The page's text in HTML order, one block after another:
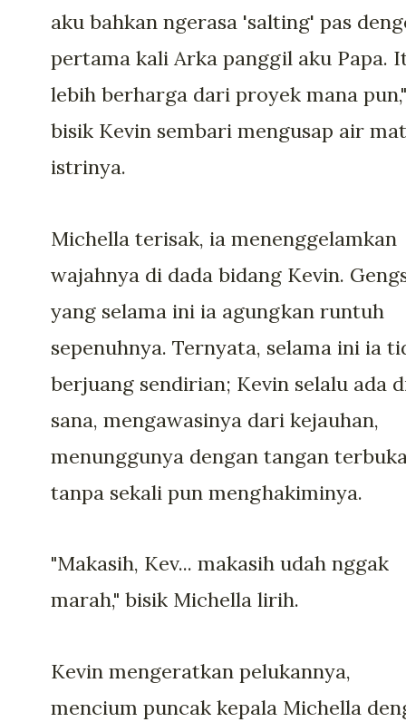
aku bahkan ngerasa 'salting' pas
pertama kali Arka panggil aku Papa.
lebih berharga dari proyek mana pun,"
bisik Kevin sembari mengusap air
istrinya.
Michella terisak, ia menenggelamkan
wajahnya di dada bidang Kevin.
yang selama ini ia agungkan runtuh
sepenuhnya. Ternyata, selama ini ia
berjuang sendirian; Kevin selalu ada
sana, mengawasinya dari kejauhan,
menunggunya dengan tangan
tanpa sekali pun menghakiminya.
"Makasih, Kev... makasih udah nggak
marah," bisik Michella lirih.
Kevin mengeratkan pelukannya,
mencium puncak kepala Michella